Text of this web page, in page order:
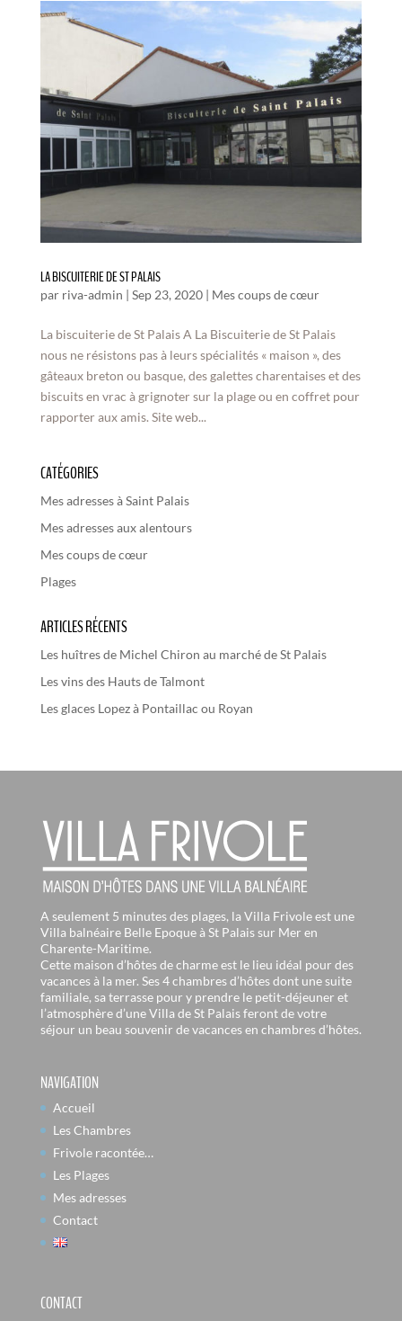
LA BISCUITERIE DE ST PALAIS
par riva-admin | Sep 23, 2020| Mes coups de cœur
La biscuiterie de St Palais A La Biscuiterie de St Palais
nous ne résistons pas à leurs spécialités « maison », des
gâteaux breton ou basque, des galettes charentaises et des
biscuits en vrac à grignoter sur la plage ou en coffret pour
rapporter aux amis. Site web...
CATÉGORIES
Mes adresses à Saint Palais
Mes adresses aux alentours
Mes coups de cœur
Plages
ARTICLES RÉCENTS
Les huîtres de Michel Chiron au marché de St Palais
Les vins des Hauts de Talmont
Les glaces Lopez à Pontaillac ou Royan
A seulement 5 minutes des plages, la Villa Frivole est une
Villa balnéaire Belle Epoque à St Palais sur Mer en
Charente-Maritime.
Cette maison d’hôtes de charme est le lieu idéal pour des
vacances à la mer. Ses 4 chambres d’hôtes dont une suite
familiale, sa terrasse pour y prendre le petit-déjeuner et
l’atmosphère d’une Villa de St Palais feront de votre
séjour un beau souvenir de vacances en chambres d’hôtes.
NAVIGATION
Accueil
Les Chambres
Frivole racontée…
Les Plages
Mes adresses
Contact
CONTACT